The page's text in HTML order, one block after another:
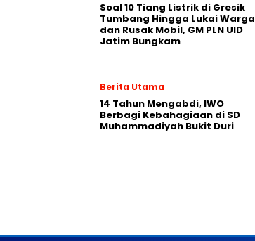
Soal 10 Tiang Listrik di Gresik
Tumbang Hingga Lukai Warga
dan Rusak Mobil, GM PLN UID
Jatim Bungkam
Berita Utama
14 Tahun Mengabdi, IWO
Berbagi Kebahagiaan di SD
Muhammadiyah Bukit Duri